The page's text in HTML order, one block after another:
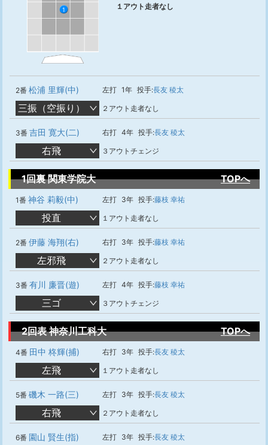
1
１アウト走者なし
2番 松浦 里輝(中) 左打 1年 投手:長友 稜太
三振（空振り） ２アウト走者なし
3番 吉田 寛大(二) 右打 4年 投手:長友 稜太
右飛 ３アウトチェンジ
1回裏 関東学院大 TOPへ
1番 神谷 莉毅(中) 左打 3年 投手:藤枝 幸祐
投直 １アウト走者なし
2番 伊藤 海翔(右) 右打 3年 投手:藤枝 幸祐
左邪飛 ２アウト走者なし
3番 有川 廉晋(遊) 左打 4年 投手:藤枝 幸祐
三ゴ ３アウトチェンジ
2回表 神奈川工科大 TOPへ
4番 田中 柊輝(捕) 右打 3年 投手:長友 稜太
左飛 １アウト走者なし
5番 磯木 一路(三) 左打 3年 投手:長友 稜太
右飛 ２アウト走者なし
6番 園山 賢生(指) 左打 3年 投手:長友 稜太